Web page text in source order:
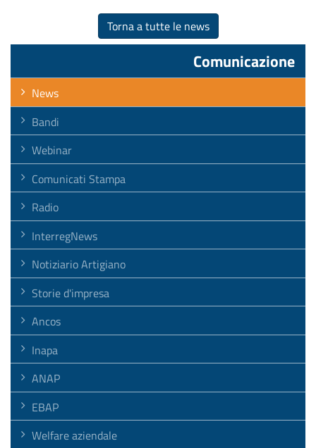
Torna a tutte le news
Comunicazione
News
Bandi
Webinar
Comunicati Stampa
Radio
InterregNews
Notiziario Artigiano
Storie d'impresa
Ancos
Inapa
ANAP
EBAP
Welfare aziendale